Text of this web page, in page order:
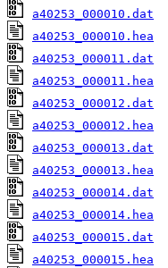
a40253_000010.dat
a40253_000010.hea
a40253_000011.dat
a40253_000011.hea
a40253_000012.dat
a40253_000012.hea
a40253_000013.dat
a40253_000013.hea
a40253_000014.dat
a40253_000014.hea
a40253_000015.dat
a40253_000015.hea